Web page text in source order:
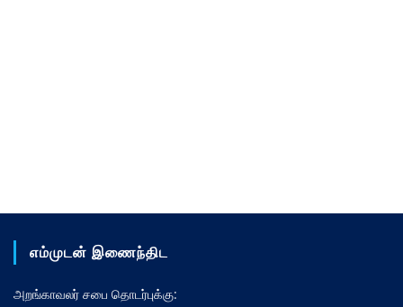
எம்முடன் இணைந்திட
அறங்காவலர் சபை தொடர்புக்கு: